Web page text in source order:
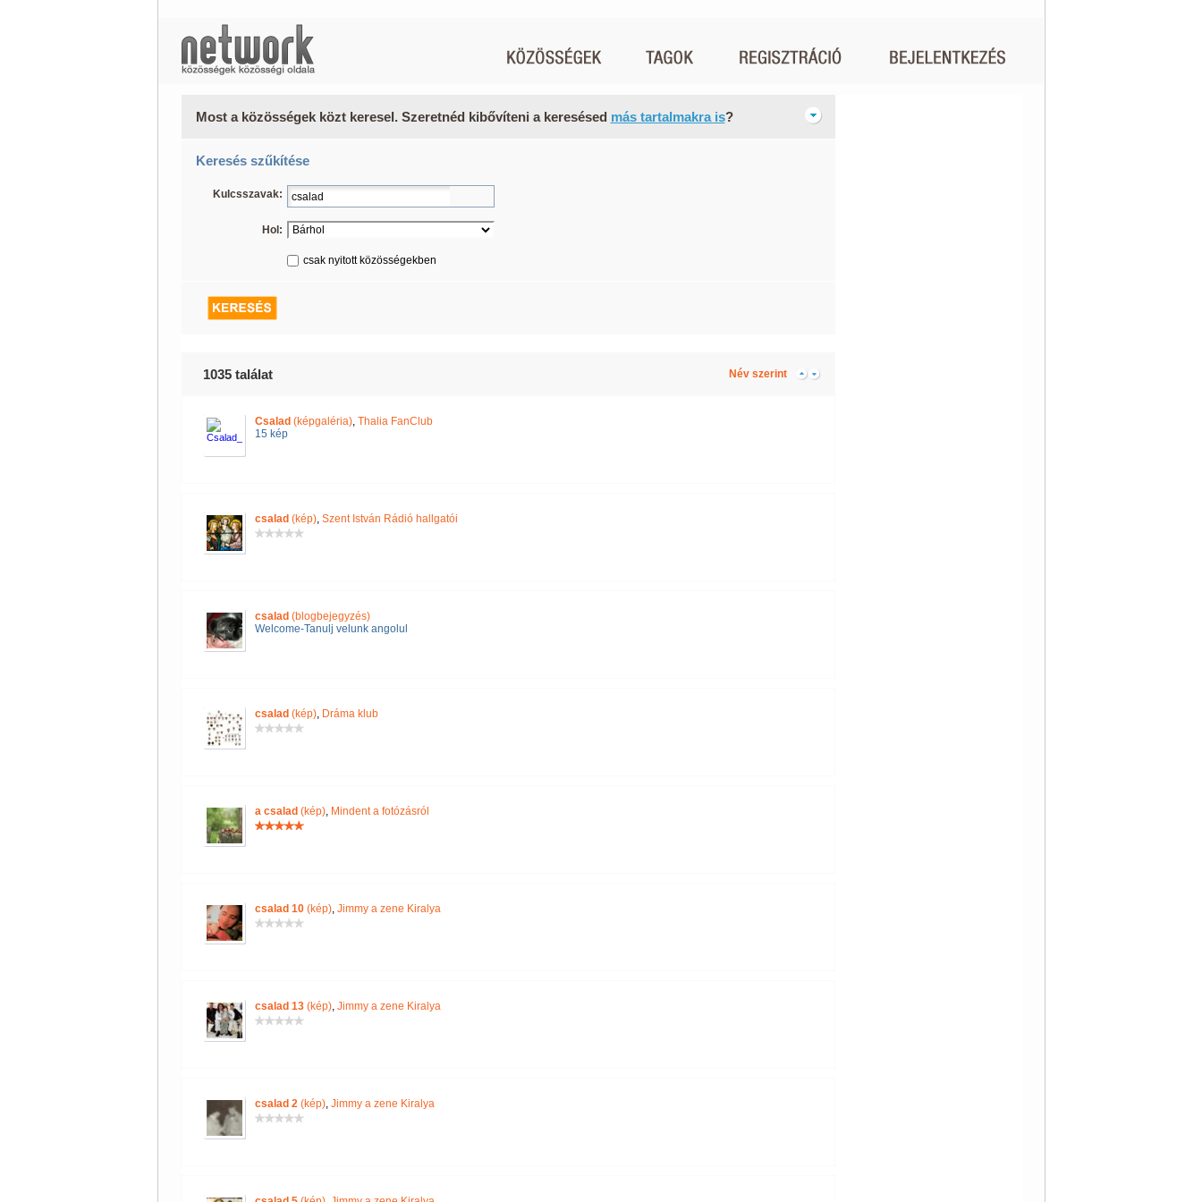
Most a közösségek közt keresel. Szeretnéd kibővíteni a keresésed más tartalmakra is?
Keresés szűkítése
Kulcsszavak:
Hol:
csak nyitott közösségekben
1035 találat Név szerint
Csalad (képgaléria), Thalia FanClub
15 kép
csalad (kép), Szent István Rádió hallgatói
csalad (blogbejegyzés)
Welcome-Tanulj velunk angolul
csalad (kép), Dráma klub
a csalad (kép), Mindent a fotózásról
csalad 10(kép), Jimmy a zene Kiralya
csalad 13(kép), Jimmy a zene Kiralya
csalad 2(kép), Jimmy a zene Kiralya